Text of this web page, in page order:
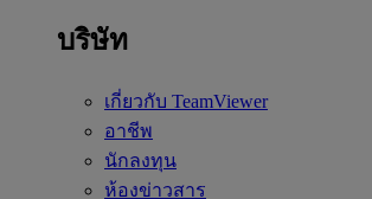
บริษัท
เกี่ยวกับ TeamViewer
อาชีพ
นักลงทุน
ห้องข่าวสาร